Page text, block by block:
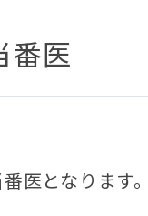
医
医となります。